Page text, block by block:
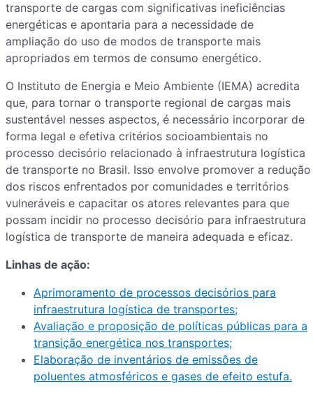
transporte de cargas com significativas ineficiências
energéticas e apontaria para a necessidade de
ampliação do uso de modos de transporte mais
apropriados em termos de consumo energético.
O Instituto de Energia e Meio Ambiente (IEMA) acredita
que, para tornar o transporte regional de cargas mais
sustentável nesses aspectos, é necessário incorporar de
forma legal e efetiva critérios socioambientais no
processo decisório relacionado à infraestrutura logística
de transporte no Brasil. Isso envolve promover a redução
dos riscos enfrentados por comunidades e territórios
vulneráveis e capacitar os atores relevantes para que
possam incidir no processo decisório para infraestrutura
logística de transporte de maneira adequada e eficaz.
Linhas de ação:
Aprimoramento de processos decisórios para
infraestrutura logística de transportes;
Avaliação e proposição de políticas públicas para a
transição energética nos transportes;
Elaboração de inventários de emissões de
poluentes atmosféricos e gases de efeito estufa.